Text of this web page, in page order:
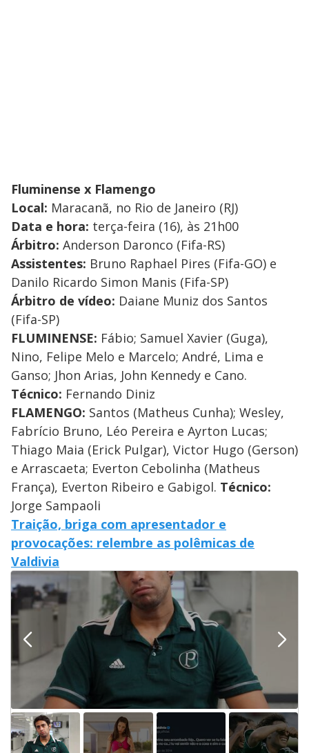
Fluminense x Flamengo
Local: Maracanã, no Rio de Janeiro (RJ)
Data e hora: terça-feira (16), às 21h00
Árbitro: Anderson Daronco (Fifa-RS)
Assistentes: Bruno Raphael Pires (Fifa-GO) e
Danilo Ricardo Simon Manis (Fifa-SP)
Árbitro de vídeo: Daiane Muniz dos Santos
(Fifa-SP)
FLUMINENSE: Fábio; Samuel Xavier (Guga),
Nino, Felipe Melo e Marcelo; André, Lima e
Ganso; Jhon Arias, John Kennedy e Cano.
Técnico: Fernando Diniz
FLAMENGO: Santos (Matheus Cunha); Wesley,
Fabrício Bruno, Léo Pereira e Ayrton Lucas;
Thiago Maia (Erick Pulgar), Victor Hugo (Gerson)
e Arrascaeta; Everton Cebolinha (Matheus
França), Everton Ribeiro e Gabigol. Técnico:
Jorge Sampaoli
Traição, briga com apresentador e
provocações: relembre as polêmicas de
Valdivia